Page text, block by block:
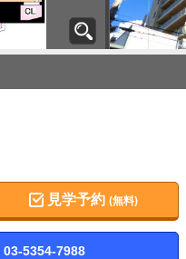
見学予約(無料)
03-5354-7988